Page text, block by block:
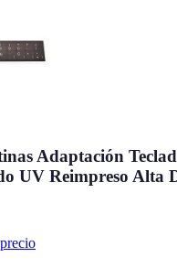
Adaptación
UV Reimpreso Alta